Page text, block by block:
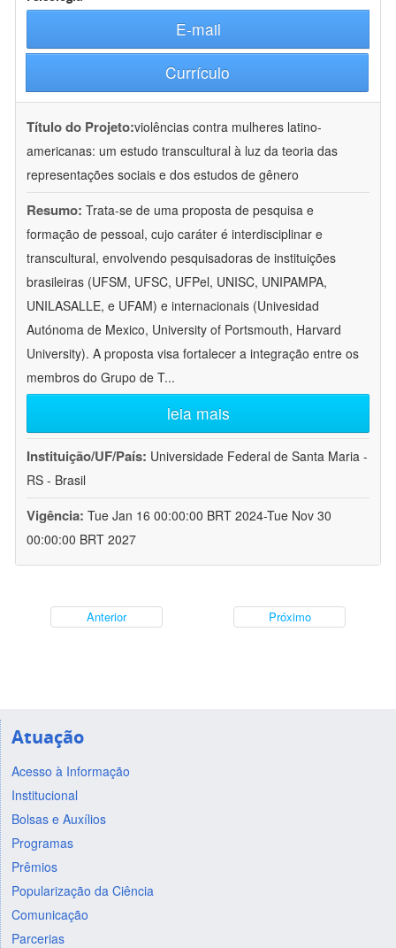
E-mail
Currículo
Título do Projeto:violências contra mulheres latino-
americanas: um estudo transcultural à luz da teoria das
representações sociais e dos estudos de gênero
Resumo: Trata-se de uma proposta de pesquisa e
formação de pessoal, cujo caráter é interdisciplinar e
transcultural, envolvendo pesquisadoras de instituições
brasileiras (UFSM, UFSC, UFPel, UNISC, UNIPAMPA,
UNILASALLE, e UFAM) e internacionais (Univesidad
Autónoma de Mexico, University of Portsmouth, Harvard
University). A proposta visa fortalecer a integração entre os
membros do Grupo de T...
leia mais
Instituição/UF/País: Universidade Federal de Santa Maria -
RS - Brasil
Vigência: Tue Jan 16 00:00:00 BRT 2024-Tue Nov 30
00:00:00 BRT 2027
Anterior Próximo
Atuação
Acesso à Informação
Institucional
Bolsas e Auxílios
Programas
Prêmios
Popularização da Ciência
Comunicação
Parcerias